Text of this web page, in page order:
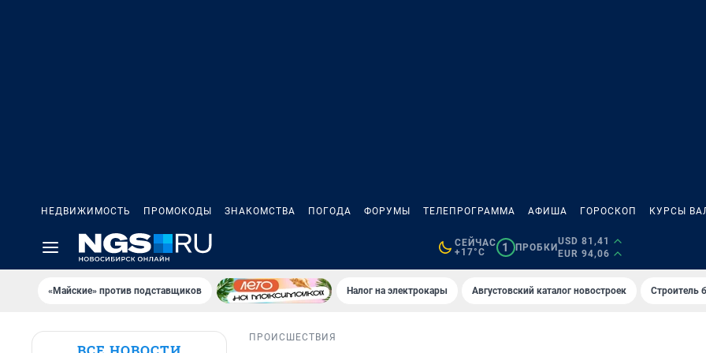
НЕДВИЖИМОСТЬ ПРОМОКОДЫ ЗНАКОМСТВА ПОГОДА ФОРУМЫ ТЕЛЕПРОГРАММА АФИША ГОРОСКОП КУРСЫ
СЕЙЧАС
+17°C
1 ПРОБКИ
USD 81,41
EUR 94,06
«Майские» против подставщиков Налог на электрокары Августовский каталог новостроек Строитель
ПРОИСШЕСТВИЯ